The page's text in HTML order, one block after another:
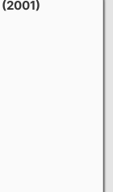
(2001)